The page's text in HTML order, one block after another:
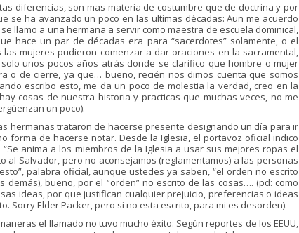
diferencias, son mas materia de costumbre que de doctrina y por
se ha avanzado un poco en las ultimas décadas: Aun me acuerdo
llamo a una hermana a servir como maestra de escuela dominical,
hace un par de décadas era para “sacerdotes” solamente, o el
mujeres pudieron comenzar a dar oraciones en la sacramental,
unos pocos años atrás donde se clarifico que hombre o mujer
o de cierre, ya que… bueno, recién nos dimos cuenta que somos
escribo esto, me da un poco de molestia la verdad, creo en la
cosas de nuestra historia y practicas que muchas veces, no me
un poco).
hermanas trataron de hacerse presente designando un día para ir
forma de hacerse notar. Desde la Iglesia, el portavoz oficial indico
anima a los miembros de la Iglesia a usar sus mejores ropas el
al Salvador, pero no aconsejamos (reglamentamos) a las personas
palabra oficial, aunque ustedes ya saben, “el orden no escrito
demás), bueno, por el “orden” no escrito de las cosas…. (pd: como
ideas, por que justifican cualquier prejuicio, preferencias o ideas
Sorry Elder Packer, pero si no esta escrito, para mi es desorden).
el llamado no tuvo mucho éxito: Según reportes de los EEUU,